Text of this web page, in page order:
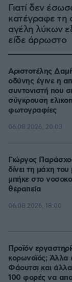
Γιατί δεν
κατέγραφε τη
αγέλη λύκων
είδε άρρωστο
Αριστοτέλης
οδύνης έγινε η
συντονιστή που
σύγκρουση
φωτογραφίες
06.08.2026, 20:03
Γιώργος
δίνει τη μάχη
μπήκε στο
θεραπεία
06.08.2026, 18:00
Προϊόν
κορωνοϊός; Άλλα
Φάουτσι και
100 φορές να